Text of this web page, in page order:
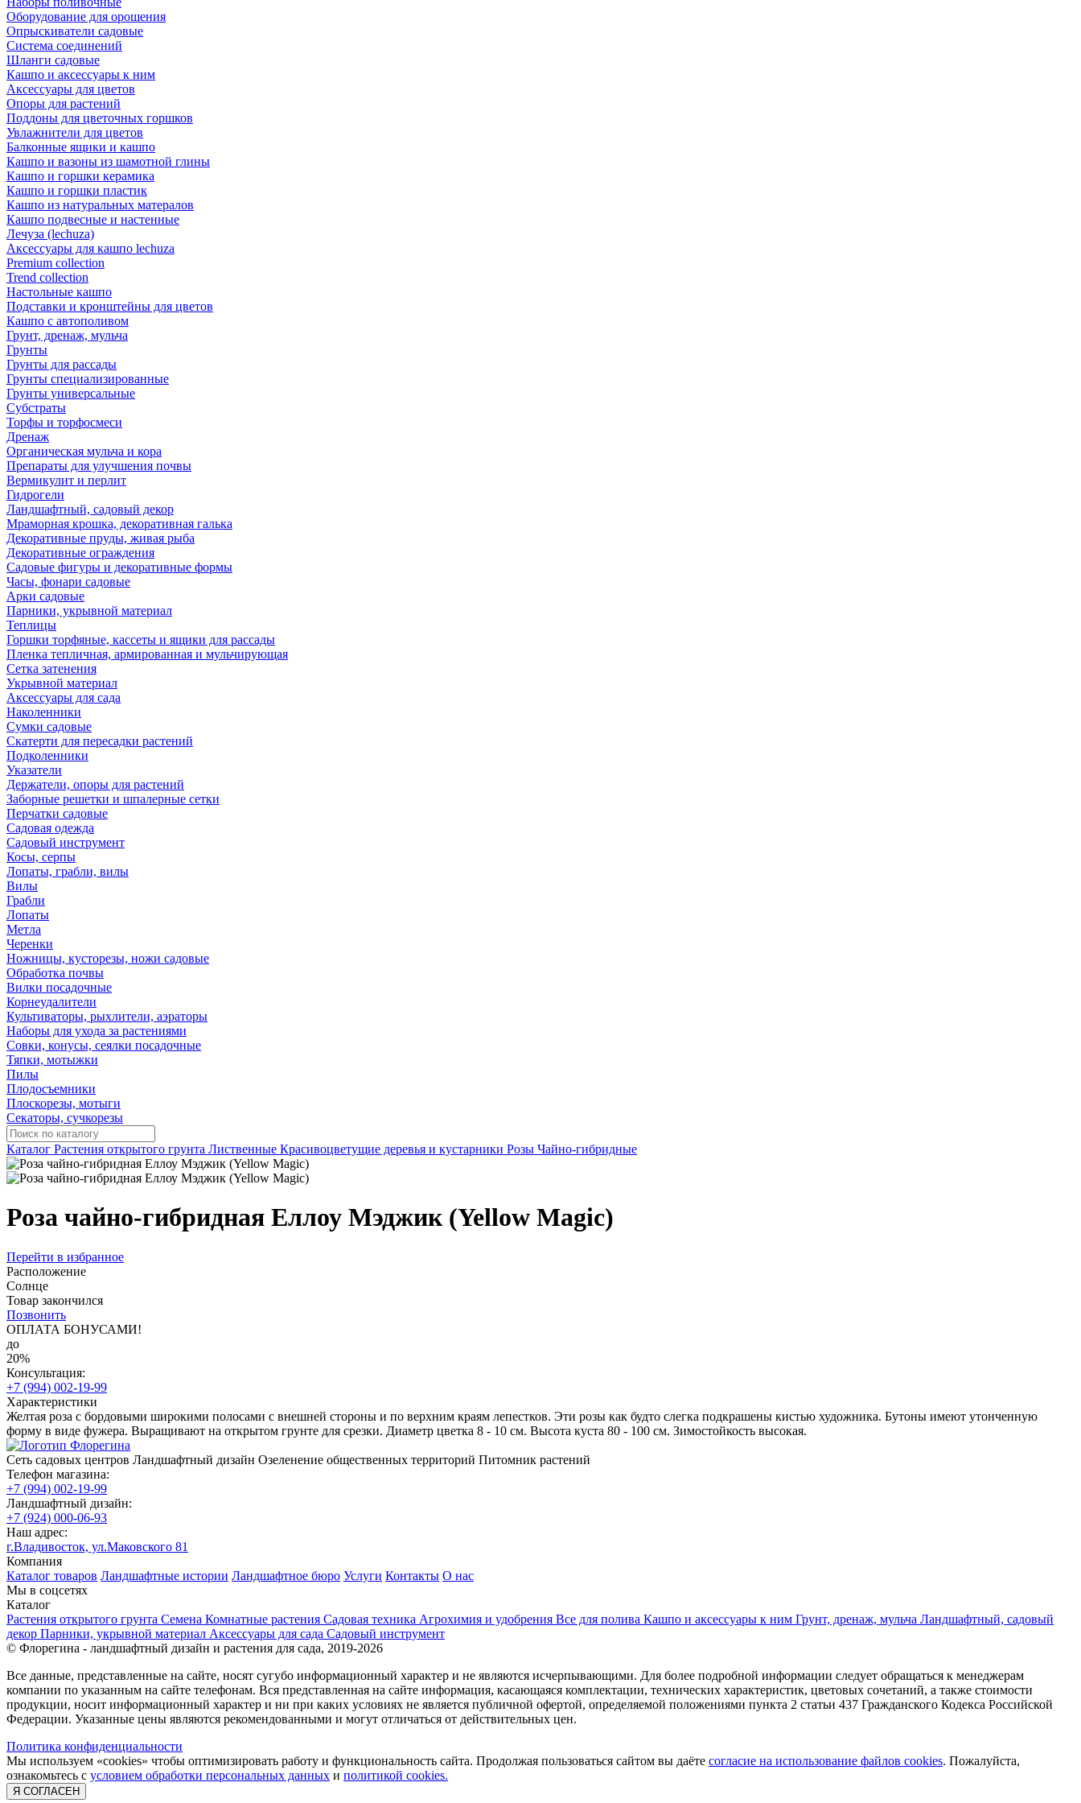
Оборудование для орошения
Опрыскиватели садовые
Система соединений
Шланги садовые
Кашпо и аксессуары к ним
Аксессуары для цветов
Опоры для растений
Поддоны для цветочных горшков
Увлажнители для цветов
Балконные ящики и кашпо
Кашпо и вазоны из шамотной глины
Кашпо и горшки керамика
Кашпо и горшки пластик
Кашпо из натуральных матералов
Кашпо подвесные и настенные
Лечуза (lechuza)
Аксессуары для кашпо lechuza
Premium collection
Trend collection
Настольные кашпо
Подставки и кронштейны для цветов
Кашпо с автополивом
Грунт, дренаж, мульча
Грунты
Грунты для рассады
Грунты специализированные
Грунты универсальные
Субстраты
Торфы и торфосмеси
Дренаж
Органическая мульча и кора
Препараты для улучшения почвы
Вермикулит и перлит
Гидрогели
Ландшафтный, садовый декор
Мраморная крошка, декоративная галька
Декоративные пруды, живая рыба
Декоративные ограждения
Садовые фигуры и декоративные формы
Часы, фонари садовые
Арки садовые
Парники, укрывной материал
Теплицы
Горшки торфяные, кассеты и ящики для рассады
Пленка тепличная, армированная и мульчирующая
Сетка затенения
Укрывной материал
Аксессуары для сада
Наколенники
Сумки садовые
Скатерти для пересадки растений
Подколенники
Указатели
Держатели, опоры для растений
Заборные решетки и шпалерные сетки
Перчатки садовые
Садовая одежда
Садовый инструмент
Косы, серпы
Лопаты, грабли, вилы
Вилы
Грабли
Лопаты
Метла
Черенки
Ножницы, кусторезы, ножи садовые
Обработка почвы
Вилки посадочные
Корнеудалители
Культиваторы, рыхлители, аэраторы
Наборы для ухода за растениями
Совки, конусы, сеялки посадочные
Тяпки, мотыжки
Пилы
Плодосъемники
Плоскорезы, мотыги
Секаторы, сучкорезы
Каталог Растения открытого грунта Лиственные Красивоцветущие деревья и кустарники Розы Чайно-гибридные
Роза чайно-гибридная Еллоу Мэджик (Yellow Magic)
Перейти в избранное
Расположение
Солнце
Товар закончился
Позвонить
ОПЛАТА БОНУСАМИ!
до
20%
Консультация:
+7 (994) 002-19-99
Характеристики
Желтая роза с бордовыми широкими полосами с внешней стороны и по верхним краям лепестков. Эти розы как будто слегка подкрашены кистью художника. Бутоны имеют утонченную
форму в виде фужера. Выращивают на открытом грунте для срезки. Диаметр цветка 8 - 10 см. Высота куста 80 - 100 см. Зимостойкость высокая.
Сеть садовых центров Ландшафтный дизайн Озеленение общественных территорий Питомник растений
Телефон магазина:
+7 (994) 002-19-99
Ландшафтный дизайн:
+7 (924) 000-06-93
Наш адрес:
г.Владивосток, ул.Маковского 81
Компания
Каталог товаров Ландшафтные истории Ландшафтное бюро Услуги Контакты О нас
Мы в соцсетях
Каталог
Растения открытого грунта Семена Комнатные растения Садовая техника Агрохимия и удобрения Все для полива Кашпо и аксессуары к ним Грунт, дренаж, мульча Ландшафтный, садовый
декор Парники, укрывной материал Аксессуары для сада Садовый инструмент
© Флорегина - ландшафтный дизайн и растения для сада, 2019-2026
Все данные, представленные на сайте, носят сугубо информационный характер и не являются исчерпывающими. Для более подробной информации следует обращаться к менеджерам
компании по указанным на сайте телефонам. Вся представленная на сайте информация, касающаяся комплектации, технических характеристик, цветовых сочетаний, а также стоимости
продукции, носит информационный характер и ни при каких условиях не является публичной офертой, определяемой положениями пункта 2 статьи 437 Гражданского Кодекса Российской
Федерации. Указанные цены являются рекомендованными и могут отличаться от действительных цен.
Политика конфиденциальности
Мы используем «cookies» чтобы оптимизировать работу и функциональность сайта. Продолжая пользоваться сайтом вы даёте согласие на использование файлов cookies. Пожалуйста,
ознакомьтесь с условием обработки персональных данных и политикой cookies.
Я СОГЛАСЕН